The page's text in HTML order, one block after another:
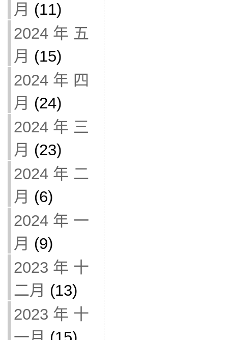
月 (11)
2024 年 五
月 (15)
2024 年 四
月 (24)
2024 年 三
月 (23)
2024 年 二
月 (6)
2024 年 一
月 (9)
2023 年 十
二月 (13)
2023 年 十